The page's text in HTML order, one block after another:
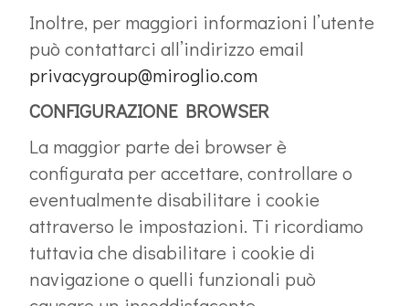
Inoltre, per maggiori informazioni l’utente
può contattarci all’indirizzo email
privacygroup@miroglio.com
CONFIGURAZIONE BROWSER
La maggior parte dei browser è
configurata per accettare, controllare o
eventualmente disabilitare i cookie
attraverso le impostazioni. Ti ricordiamo
tuttavia che disabilitare i cookie di
navigazione o quelli funzionali può